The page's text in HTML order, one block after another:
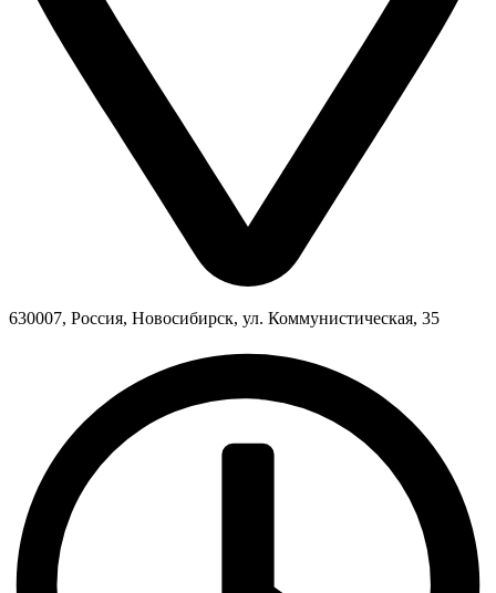
630007, Россия, Новосибирск, ул. Коммунистическая, 35